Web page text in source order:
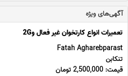
آگهی‌های ویژه
تعمیرات انواع کارتخوان غیر فعال و2G
Fatah Agharebparast
تنکابن
قیمت: 2,500,000 تومان